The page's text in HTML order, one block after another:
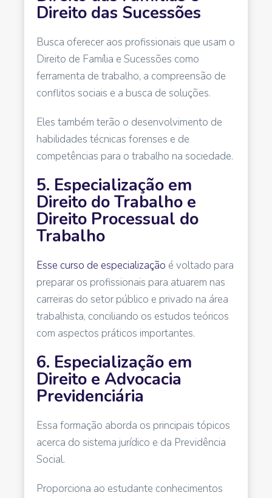
Direito das Sucessões
Busca oferecer aos profissionais que usam o
Direito de Família e Sucessões como
ferramenta de trabalho, a compreensão de
conflitos sociais e a busca de soluções.
Eles também terão o desenvolvimento de
habilidades técnicas forenses e de
competências para o trabalho na sociedade.
5. Especialização em
Direito do Trabalho e
Direito Processual do
Trabalho
Esse curso de especialização é voltado para
preparar os profissionais para atuarem nas
carreiras do setor público e privado na área
trabalhista, conciliando os estudos teóricos
com aspectos práticos importantes.
6. Especialização em
Direito e Advocacia
Previdenciária
Essa formação aborda os principais tópicos
acerca do sistema jurídico e da Previdência
Social.
Proporciona ao estudante conhecimentos